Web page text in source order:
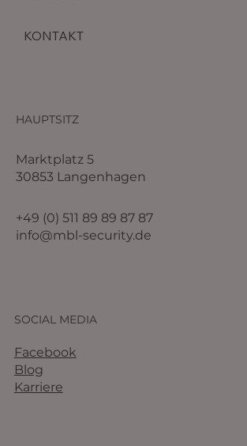
KONTAKT
+49 (0) 511 89 89 87 87
info@mbl-security.de
Marktplatz 5
30853 Langenhagen
HAUPTSITZ
SOCIAL MEDIA
Facebook
Blog
Karriere